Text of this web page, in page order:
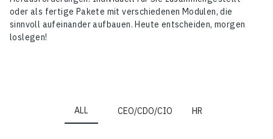
oder als fertige Pakete mit verschiedenen Modulen, die
sinnvoll aufeinander aufbauen. Heute entscheiden, morgen
loslegen!
ALL CEO/CDO/CIO HR